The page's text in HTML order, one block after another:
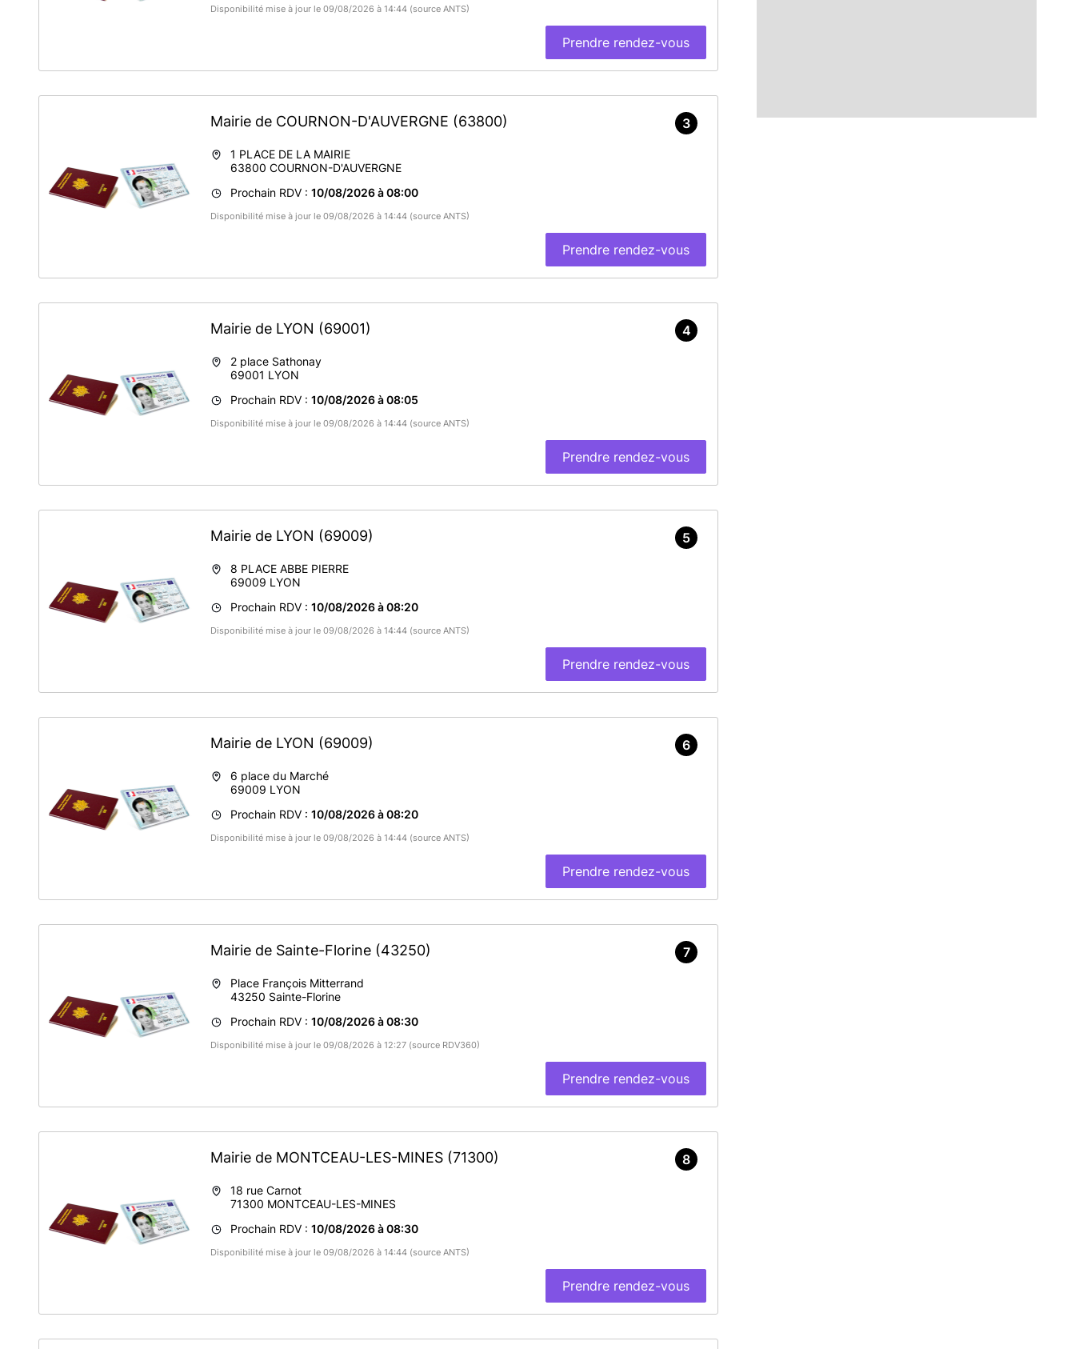
Disponibilité mise à jour le 09/08/2026 à 14:44 (source ANTS)
Prendre rendez-vous
Mairie de COURNON-D'AUVERGNE (63800)
1 PLACE DE LA MAIRIE
63800 COURNON-D'AUVERGNE
Prochain RDV : 10/08/2026 à 08:00
Disponibilité mise à jour le 09/08/2026 à 14:44 (source ANTS)
Prendre rendez-vous
3
Mairie de LYON (69001)
2 place Sathonay
69001 LYON
Prochain RDV : 10/08/2026 à 08:05
Disponibilité mise à jour le 09/08/2026 à 14:44 (source ANTS)
Prendre rendez-vous
4
Mairie de LYON (69009)
8 PLACE ABBE PIERRE
69009 LYON
Prochain RDV : 10/08/2026 à 08:20
Disponibilité mise à jour le 09/08/2026 à 14:44 (source ANTS)
Prendre rendez-vous
5
Mairie de LYON (69009)
6 place du Marché
69009 LYON
Prochain RDV : 10/08/2026 à 08:20
Disponibilité mise à jour le 09/08/2026 à 14:44 (source ANTS)
Prendre rendez-vous
6
Mairie de Sainte-Florine (43250)
Place François Mitterrand
43250 Sainte-Florine
Prochain RDV : 10/08/2026 à 08:30
Disponibilité mise à jour le 09/08/2026 à 12:27 (source RDV360)
Prendre rendez-vous
7
Mairie de MONTCEAU-LES-MINES (71300)
18 rue Carnot
71300 MONTCEAU-LES-MINES
Prochain RDV : 10/08/2026 à 08:30
Disponibilité mise à jour le 09/08/2026 à 14:44 (source ANTS)
Prendre rendez-vous
8